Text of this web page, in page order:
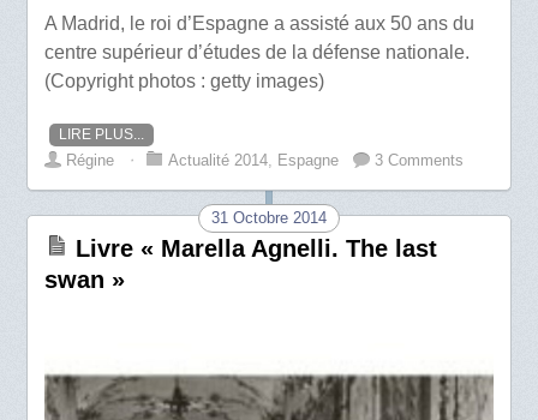
A Madrid, le roi d’Espagne a assisté aux 50 ans du
centre supérieur d’études de la défense nationale.
(Copyright photos : getty images)
LIRE PLUS...
Régine ⋅ Actualité 2014 Espagne 3 Comments
31 Octobre 2014
Livre « Marella Agnelli. The last
swan »